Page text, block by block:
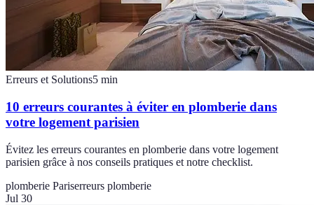
Erreurs et Solutions5 min
10 erreurs courantes à éviter en plomberie dans
votre logement parisien
Évitez les erreurs courantes en plomberie dans votre logement
parisien grâce à nos conseils pratiques et notre checklist.
plomberie Pariserreurs plomberie
Jul 30